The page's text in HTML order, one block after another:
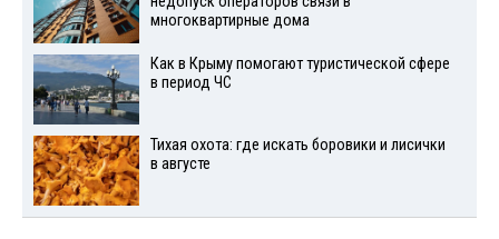
многоквартирные дома
Как в Крыму помогают туристической сфере
в период ЧС
Тихая охота: где искать боровики и лисички
в августе